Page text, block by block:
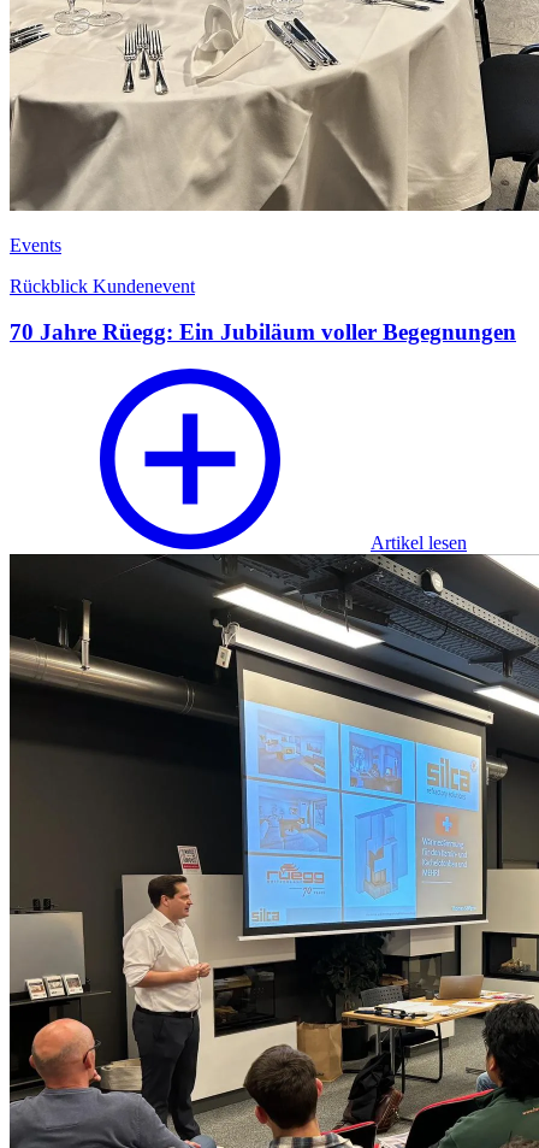
Events
Rückblick Kundenevent
70 Jahre Rüegg: Ein Jubiläum voller Begegnungen
Artikel lesen